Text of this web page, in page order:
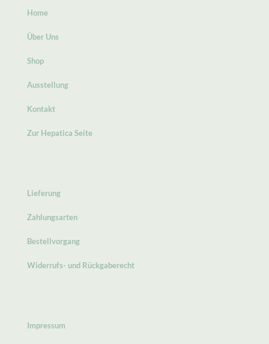
Home
Über Uns
Shop
Ausstellung
Kontakt
Zur Hepatica Seite
Lieferung
Zahlungsarten
Bestellvorgang
Widerrufs- und Rückgaberecht
Impressum